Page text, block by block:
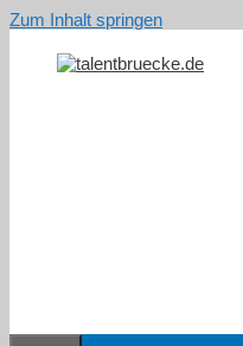
Zum Inhalt springen